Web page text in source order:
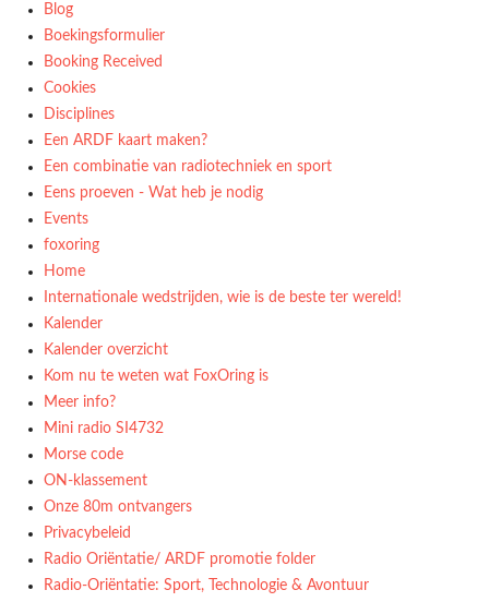
Blog
Boekingsformulier
Booking Received
Cookies
Disciplines
Een ARDF kaart maken?
Een combinatie van radiotechniek en sport
Eens proeven - Wat heb je nodig
Events
foxoring
Home
Internationale wedstrijden, wie is de beste ter wereld!
Kalender
Kalender overzicht
Kom nu te weten wat FoxOring is
Meer info?
Mini radio SI4732
Morse code
ON-klassement
Onze 80m ontvangers
Privacybeleid
Radio Oriëntatie/ ARDF promotie folder
Radio‑Oriëntatie: Sport, Technologie & Avontuur